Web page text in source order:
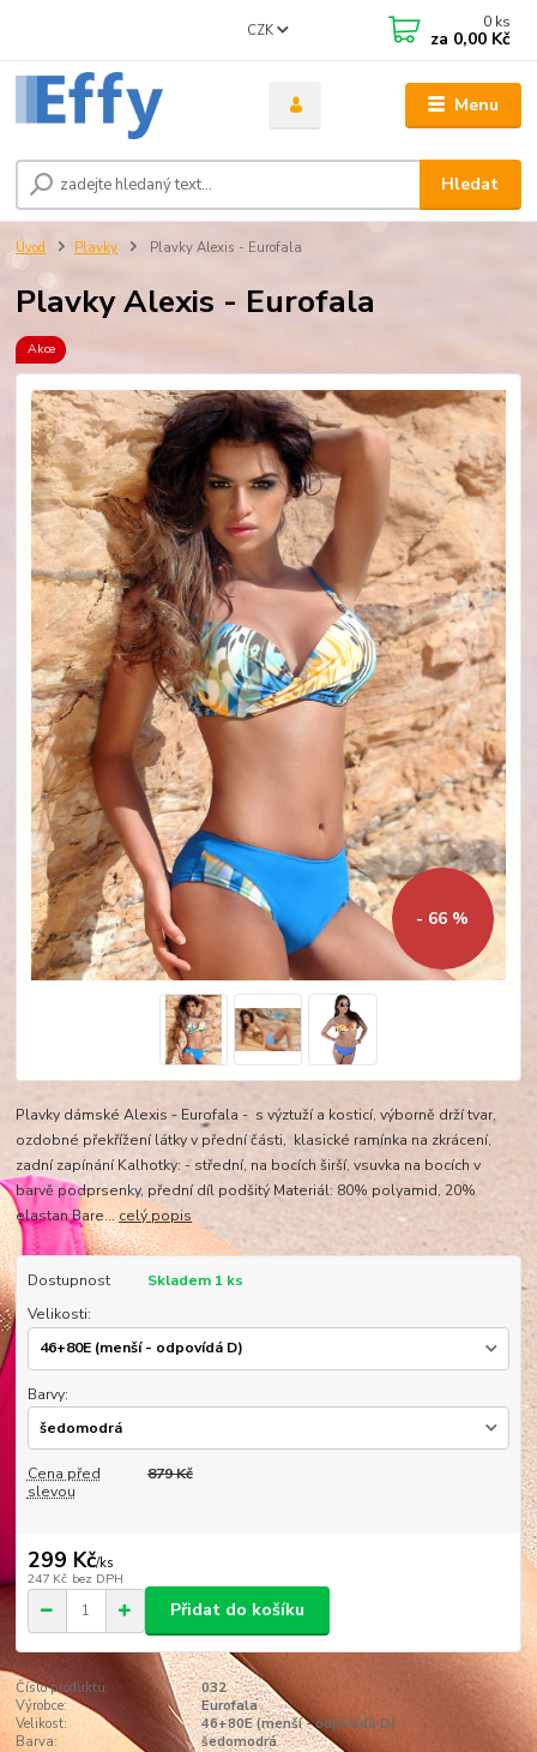
Menu
CZK
Hledat
0 ks
za 0,00 Kč
Úvod Plavky Plavky Alexis - Eurofala
Plavky Alexis - Eurofala
Akce
- 66 %
Plavky dámské Alexis - Eurofala - s výztuží a kosticí, výborně drží tvar,
ozdobné překřížení látky v přední části, klasické ramínka na zkrácení,
zadní zapínání Kalhotky: - střední, na bocích širší, vsuvka na bocích v
barvě podprsenky, přední díl podšitý Materiál: 80% polyamid, 20%
elastan Bare...celý popis
Dostupnost
Skladem 1 ks
Velikosti:
Barvy:
Cena před
slevou
879 Kč
299 Kč/ks
247 Kč bez DPH
Přidat do košíku
Číslo produktu:
032
Výrobce:
Eurofala
Velikost:
46+80E (menší - odpovídá D)
Barva:
šedomodrá